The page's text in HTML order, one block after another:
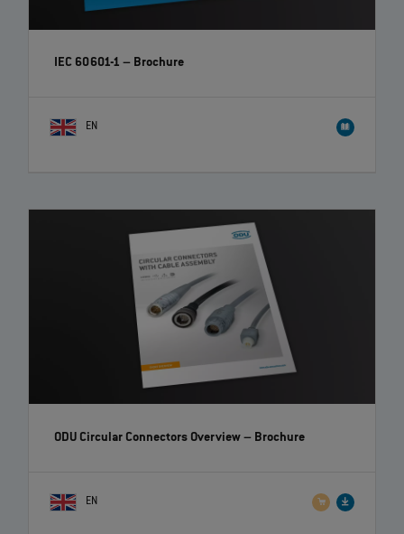
IEC 60601-1 – Brochure
EN
ODU Circular Connectors Overview– Brochure
EN